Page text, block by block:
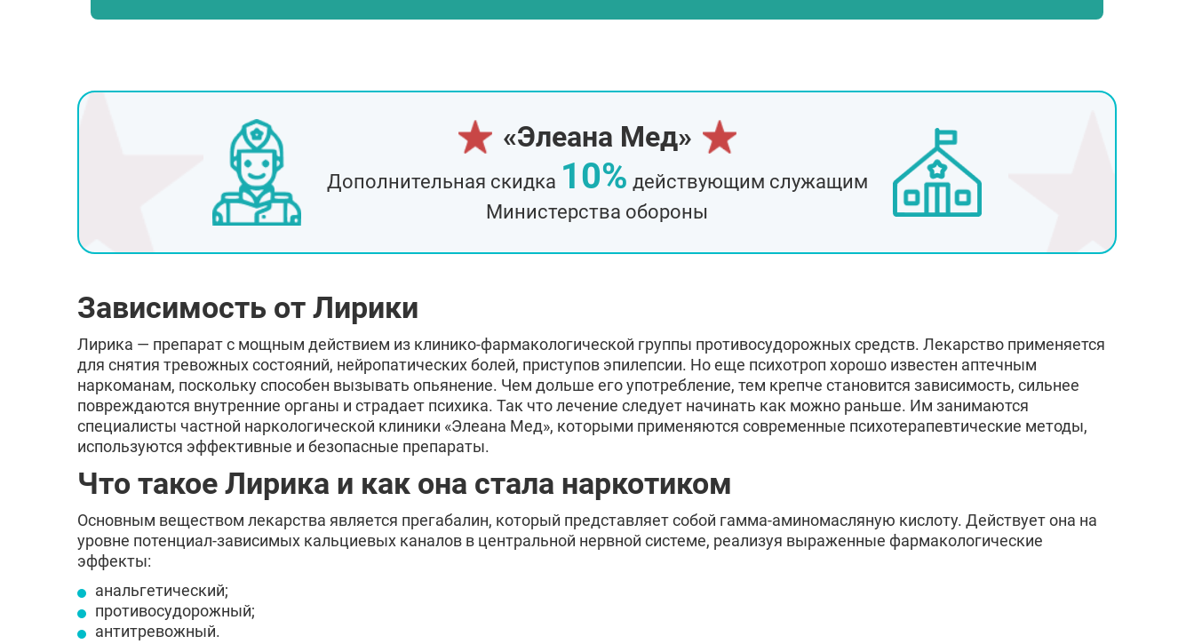
«Элеана Мед»
Дополнительная скидка 10% действующим служащим
Министерства обороны
Зависимость от Лирики
Лирика — препарат с мощным действием из клинико-фармакологической группы противосудорожных средств. Лекарство применяется
для снятия тревожных состояний, нейропатических болей, приступов эпилепсии. Но еще психотроп хорошо известен аптечным
наркоманам, поскольку способен вызывать опьянение. Чем дольше его употребление, тем крепче становится зависимость, сильнее
повреждаются внутренние органы и страдает психика. Так что лечение следует начинать как можно раньше. Им занимаются
специалисты частной наркологической клиники «Элеана Мед», которыми применяются современные психотерапевтические методы,
используются эффективные и безопасные препараты.
Что такое Лирика и как она стала наркотиком
Основным веществом лекарства является прегабалин, который представляет собой гамма-аминомасляную кислоту. Действует она на
уровне потенциал-зависимых кальциевых каналов в центральной нервной системе, реализуя выраженные фармакологические
эффекты:
анальгетический;
противосудорожный;
антитревожный.
конфиденциальности
Отправить
Оставляя заявку Вы соглашаетесь с
политикой
конфиденциальности
Фрязино
Дзержинский
Солнечногорск
Лосино-Петровский
Красноармейск
Волоколамск
Озёры
Старая Купавна
Кубинка
Голицыно
Хотьково
Зарайск
Куровское
Пущино
Черноголовка
Талдом
Руза
Краснозаводск
Яхрома